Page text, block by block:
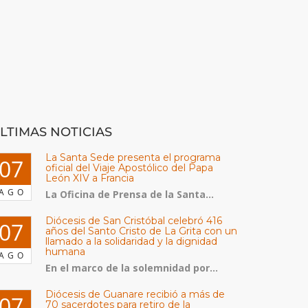
NOTICIAS
La Santa Sede presenta el programa
oficial del Viaje Apostólico del Papa
León XIV a Francia
La Oficina de Prensa de la Santa...
Diócesis de San Cristóbal celebró 416
años del Santo Cristo de La Grita con un
llamado a la solidaridad y la dignidad
humana
En el marco de la solemnidad por...
Diócesis de Guanare recibió a más de
70 sacerdotes para retiro de la